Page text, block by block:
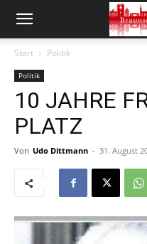
Start Politik
Politik
10 JAHRE
PLATZ
Von Udo Dittmann - 31. August